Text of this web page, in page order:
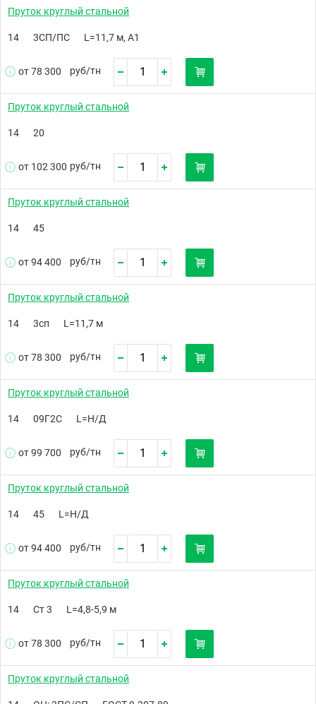
Пруток круглый стальной
14 3СП/ПС L=11,7 м, А1
от 78 300 руб/тн
Пруток круглый стальной
14 20
от 102 300 руб/тн
Пруток круглый стальной
14 45
от 94 400 руб/тн
Пруток круглый стальной
14 3сп L=11,7 м
от 78 300 руб/тн
Пруток круглый стальной
14 09Г2С L=Н/Д
от 99 700 руб/тн
Пруток круглый стальной
14 45 L=Н/Д
от 94 400 руб/тн
Пруток круглый стальной
14 Ст 3 L=4,8-5,9 м
от 78 300 руб/тн
Пруток круглый стальной